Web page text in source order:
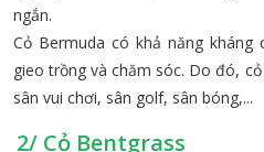
ngắn.
Cỏ Bermuda có khả năng
gieo trồng và chăm sóc. Do đó,
sân vui chơi, sân golf, sân bóng,...
2/ Cỏ Bentgrass